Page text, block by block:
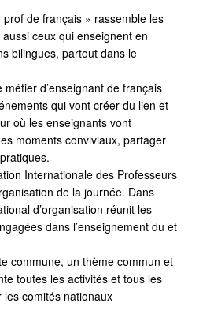
de français » rassemble les
ceux qui enseignent en
bilingues, partout dans le
métier d’enseignant de français
qui vont créer du lien et
où les enseignants vont
moments conviviaux, partager
Internationale des Professeurs
de la journée. Dans
d’organisation réunit les
dans l’enseignement du et
commune, un thème commun et
toutes les activités et tous les
comités nationaux